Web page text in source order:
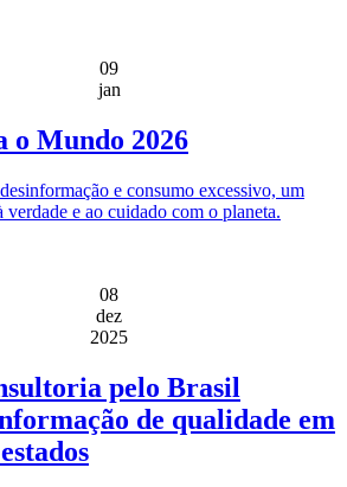
09
jan
o Mundo 2026
e consumo excessivo, um
verdade e ao cuidado com o planeta.
08
dez
2025
pelo Brasil
de qualidade em